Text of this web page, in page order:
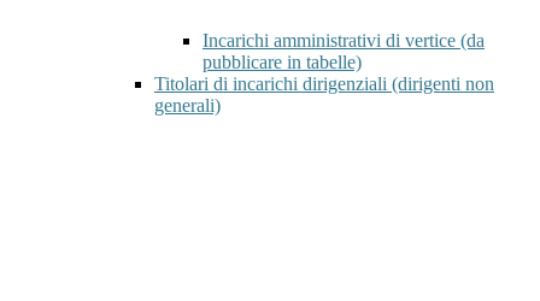
Incarichi amministrativi di vertice (da
pubblicare in tabelle)
Titolari di incarichi dirigenziali (dirigenti non
generali)